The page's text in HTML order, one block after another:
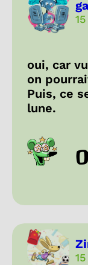
oui, car
on
Puis, ce
lune.
0